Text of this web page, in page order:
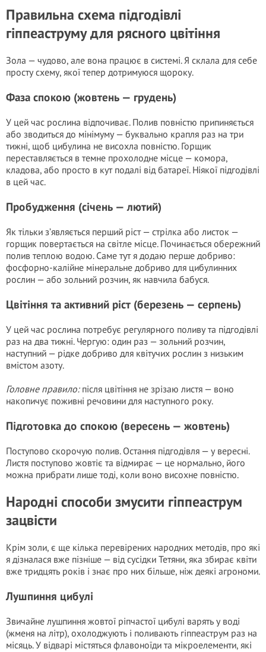
Правильна схема підгодівлі
гіппеаструму для рясного цвітіння
Зола — чудово, але вона працює в системі. Я склала для себе
просту схему, якої тепер дотримуюся щороку.
Фаза спокою (жовтень — грудень)
У цей час рослина відпочиває. Полив повністю припиняється
або зводиться до мінімуму — буквально крапля раз на три
тижні, щоб цибулина не висохла повністю. Горщик
переставляється в темне прохолодне місце — комора,
кладова, або просто в кут подалі від батареї. Ніякої підгодівлі
в цей час.
Пробудження (січень — лютий)
Як тільки з’являється перший ріст — стрілка або листок —
горщик повертається на світле місце. Починається обережний
полив теплою водою. Саме тут я додаю перше добриво:
фосфорно-калійне мінеральне добриво для цибулинних
рослин — або зольний розчин, як навчила бабуся.
Цвітіння та активний ріст (березень — серпень)
У цей час рослина потребує регулярного поливу та підгодівлі
раз на два тижні. Чергую: один раз — зольний розчин,
наступний — рідке добриво для квітучих рослин з низьким
вмістом азоту.
Головне правило:після цвітіння не зрізаю листя — воно
накопичує поживні речовини для наступного року.
Підготовка до спокою (вересень — жовтень)
Поступово скорочую полив. Остання підгодівля — у вересні.
Листя поступово жовтіє та відмирає — це нормально, його
можна прибрати лише тоді, коли воно висохне повністю.
Народні способи змусити гіппеаструм
зацвісти
Крім золи, є ще кілька перевірених народних методів, про які
я дізналася вже пізніше — від сусідки Тетяни, яка збирає квіти
вже тридцять років і знає про них більше, ніж деякі агрономи.
Лушпиння цибулі
Звичайне лушпиння жовтої ріпчастої цибулі варять у воді
(жменя на літр), охолоджують і поливають гіппеаструм раз на
місяць. У відварі містяться флавоноїди та мікроелементи, які